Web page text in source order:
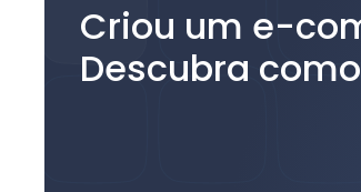
Criou um e-
Descubra